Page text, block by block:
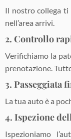
Il nostro collega
nell’area arrivi.
2. Controllo
Verifichiamo la
prenotazione.
3. Passeggiata
La tua auto è a
4. Ispezione
Ispezioniamo